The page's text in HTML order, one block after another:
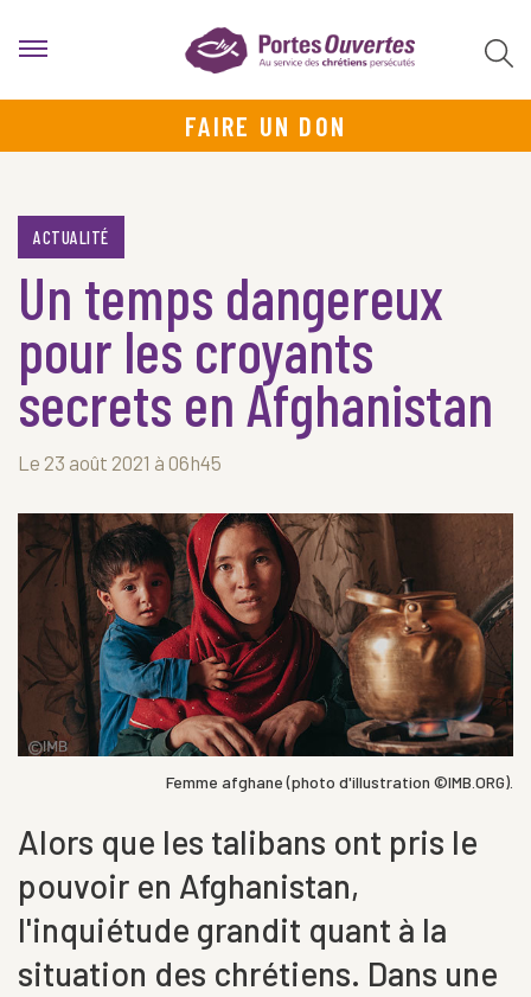
FAIRE UN DON
ACTUALITÉ
Un temps dangereux
pour les croyants
secrets en Afghanistan
Le 23 août 2021 à 06h45
Femme afghane (photo d'illustration ©IMB.ORG).
Alors que les talibans ont pris le
pouvoir en Afghanistan,
l'inquiétude grandit quant à la
situation des chrétiens. Dans une